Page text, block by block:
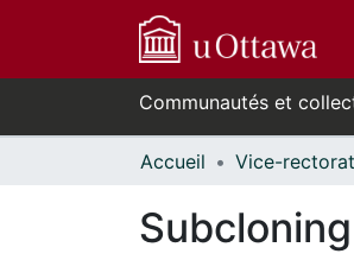
Communautés et
Accueil